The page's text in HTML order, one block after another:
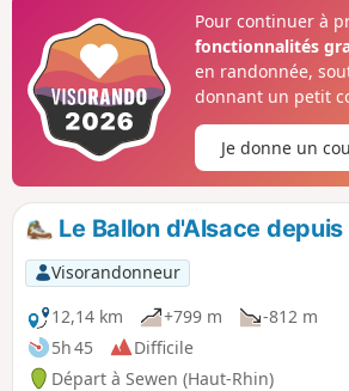
Pour continuer à
fonctionnalités
en randonnée,
donnant un petit
Je donne un
Le Ballon d'Alsace
Visorandonneur
12,14 km
+799 m
-812 m
5h 45
Difficile
Départ à Sewen (Haut-Rhin)